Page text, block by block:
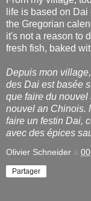
life is based on
the Gregorian
it's not a reason to
fresh fish, baked
Depuis mon
des Dai est basée
que faire du
nouvel an Chinois.
faire un festin Dai,
avec des épices
Olivier Schneider à
Partager